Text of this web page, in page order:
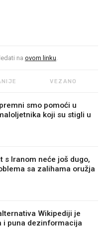
na ovom linku.
VEZANO
smo pomoći u
koji su stigli u
s Iranom neće još dugo,
sa zalihama oružja
Wikipediji je
i puna dezinformacija